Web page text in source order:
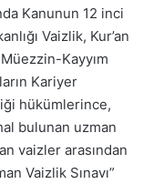
Kanunun 12 inci
Vaizlik, Kur’an
Kayyım
Kariyer
hükümlerince,
bulunan uzman
vaizler arasından
Vaizlik Sınavı”